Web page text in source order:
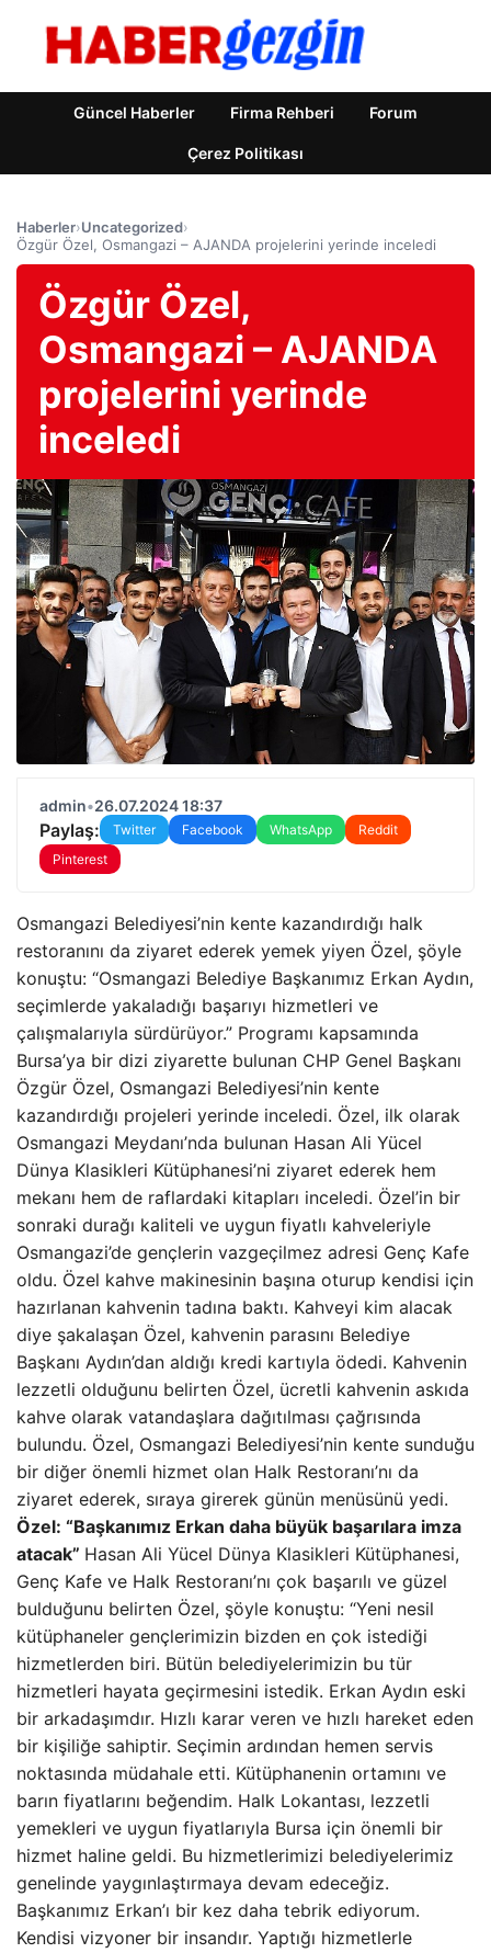
Güncel Haberler Firma Rehberi Forum
Çerez Politikası
Haberler›Uncategorized›
Özgür Özel, Osmangazi – AJANDA projelerini yerinde inceledi
Özgür Özel,
Osmangazi – AJANDA
projelerini yerinde
inceledi
admin•26.07.2024 18:37
Paylaş: Twitter Facebook WhatsApp
Reddit
Pinterest
Osmangazi Belediyesi’nin kente kazandırdığı halk
restoranını da ziyaret ederek yemek yiyen Özel, şöyle
konuştu: “Osmangazi Belediye Başkanımız Erkan Aydın,
seçimlerde yakaladığı başarıyı hizmetleri ve
çalışmalarıyla sürdürüyor.” Programı kapsamında
Bursa’ya bir dizi ziyarette bulunan CHP Genel Başkanı
Özgür Özel, Osmangazi Belediyesi’nin kente
kazandırdığı projeleri yerinde inceledi. Özel, ilk olarak
Osmangazi Meydanı’nda bulunan Hasan Ali Yücel
Dünya Klasikleri Kütüphanesi’ni ziyaret ederek hem
mekanı hem de raflardaki kitapları inceledi. Özel’in bir
sonraki durağı kaliteli ve uygun fiyatlı kahveleriyle
Osmangazi’de gençlerin vazgeçilmez adresi Genç Kafe
oldu. Özel kahve makinesinin başına oturup kendisi için
hazırlanan kahvenin tadına baktı. Kahveyi kim alacak
diye şakalaşan Özel, kahvenin parasını Belediye
Başkanı Aydın’dan aldığı kredi kartıyla ödedi. Kahvenin
lezzetli olduğunu belirten Özel, ücretli kahvenin askıda
kahve olarak vatandaşlara dağıtılması çağrısında
bulundu. Özel, Osmangazi Belediyesi’nin kente sunduğu
bir diğer önemli hizmet olan Halk Restoranı’nı da
ziyaret ederek, sıraya girerek günün menüsünü yedi.
Özel: “Başkanımız Erkan daha büyük başarılara imza
atacak” Hasan Ali Yücel Dünya Klasikleri Kütüphanesi,
Genç Kafe ve Halk Restoranı’nı çok başarılı ve güzel
bulduğunu belirten Özel, şöyle konuştu: “Yeni nesil
kütüphaneler gençlerimizin bizden en çok istediği
hizmetlerden biri. Bütün belediyelerimizin bu tür
hizmetleri hayata geçirmesini istedik. Erkan Aydın eski
bir arkadaşımdır. Hızlı karar veren ve hızlı hareket eden
bir kişiliğe sahiptir. Seçimin ardından hemen servis
noktasında müdahale etti. Kütüphanenin ortamını ve
barın fiyatlarını beğendim. Halk Lokantası, lezzetli
yemekleri ve uygun fiyatlarıyla Bursa için önemli bir
hizmet haline geldi. Bu hizmetlerimizi belediyelerimiz
genelinde yaygınlaştırmaya devam edeceğiz.
Başkanımız Erkan’ı bir kez daha tebrik ediyorum.
Kendisi vizyoner bir insandır. Yaptığı hizmetlerle